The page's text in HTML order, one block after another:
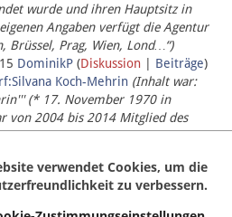
wurde und ihren Hauptsitz in
Angaben verfügt die Agentur
Brüssel, Prag, Wien, Lond…“)
DominikP (Diskussion Beiträge)
Koch-Mehrin (Inhalt war:
(* 17. November 1970 in
von 2004 bis 2014 Mitglied des
seit November 2014 ist sie für
verwendet Cookies, um die
zu verbessern.